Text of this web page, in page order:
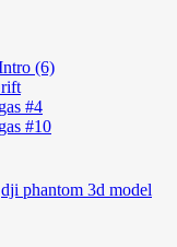
(6)
#4
#10
dji phantom 3d model